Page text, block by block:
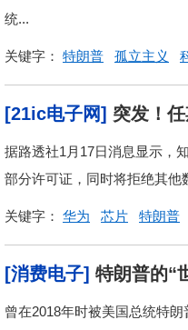
统...
关键字： 特朗普 孤立主义
[21ic电子网] 突发！
据路透社1月17日消息显示，
部分许可证，同时将拒绝其他
关键字： 华为 芯片 特朗普
[消费电子] 特朗普的“
曾在2018年时被美国总统特